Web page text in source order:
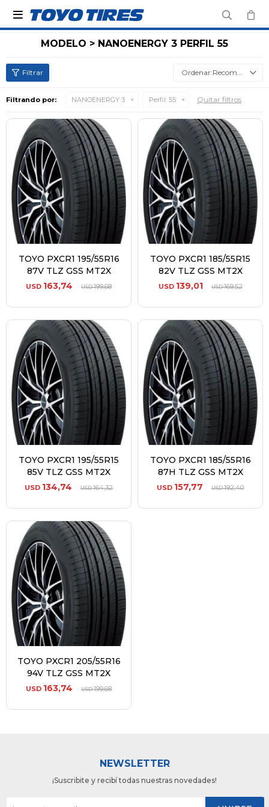

MODELO > NANOENERGY 3 PERFIL 55
Recomendados
Filtrando por: NANOENERGY 3 Perfil: 55 Quitar filtros
TOYO PXCR1 195/55R16
87V TLZ GSS MT2X
USD 163,74 USD199,68
TOYO PXCR1 185/55R15
82V TLZ GSS MT2X
USD 139,01 USD169,52
TOYO PXCR1 195/55R15
85V TLZ GSS MT2X
USD 134,74 USD164,32
TOYO PXCR1 185/55R16
87H TLZ GSS MT2X
USD 157,77 USD192,40
TOYO PXCR1 205/55R16
94V TLZ GSS MT2X
USD 163,74 USD199,68
NEWSLETTER
¡Suscribite y recibí todas nuestras novedades!